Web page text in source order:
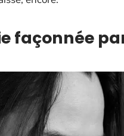
façonnée